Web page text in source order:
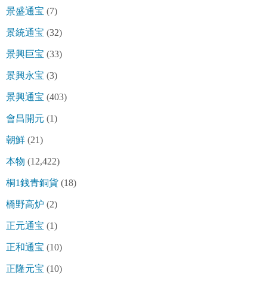
景盛通宝 (7)
景統通宝 (32)
景興巨宝 (33)
景興永宝 (3)
景興通宝 (403)
會昌開元 (1)
朝鮮 (21)
本物 (12,422)
桐1銭青銅貨 (18)
橋野高炉 (2)
正元通宝 (1)
正和通宝 (10)
正隆元宝 (10)